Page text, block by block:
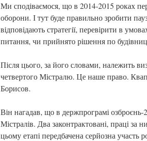
Ми сподіваємося, що в 2014-2015 роках
оборони. І тут буде правильно зробити
відповідають стратегії, перевірити в
питання, чи прийнято рішення по
Після цього, за його словами, належить
четвертого Містралю. Це наше право.
Борисов.
Він нагадав, що в держпрограмі
Містралів. Два законтрактовані, праці за
цьому етапі передбачена серйозна участь